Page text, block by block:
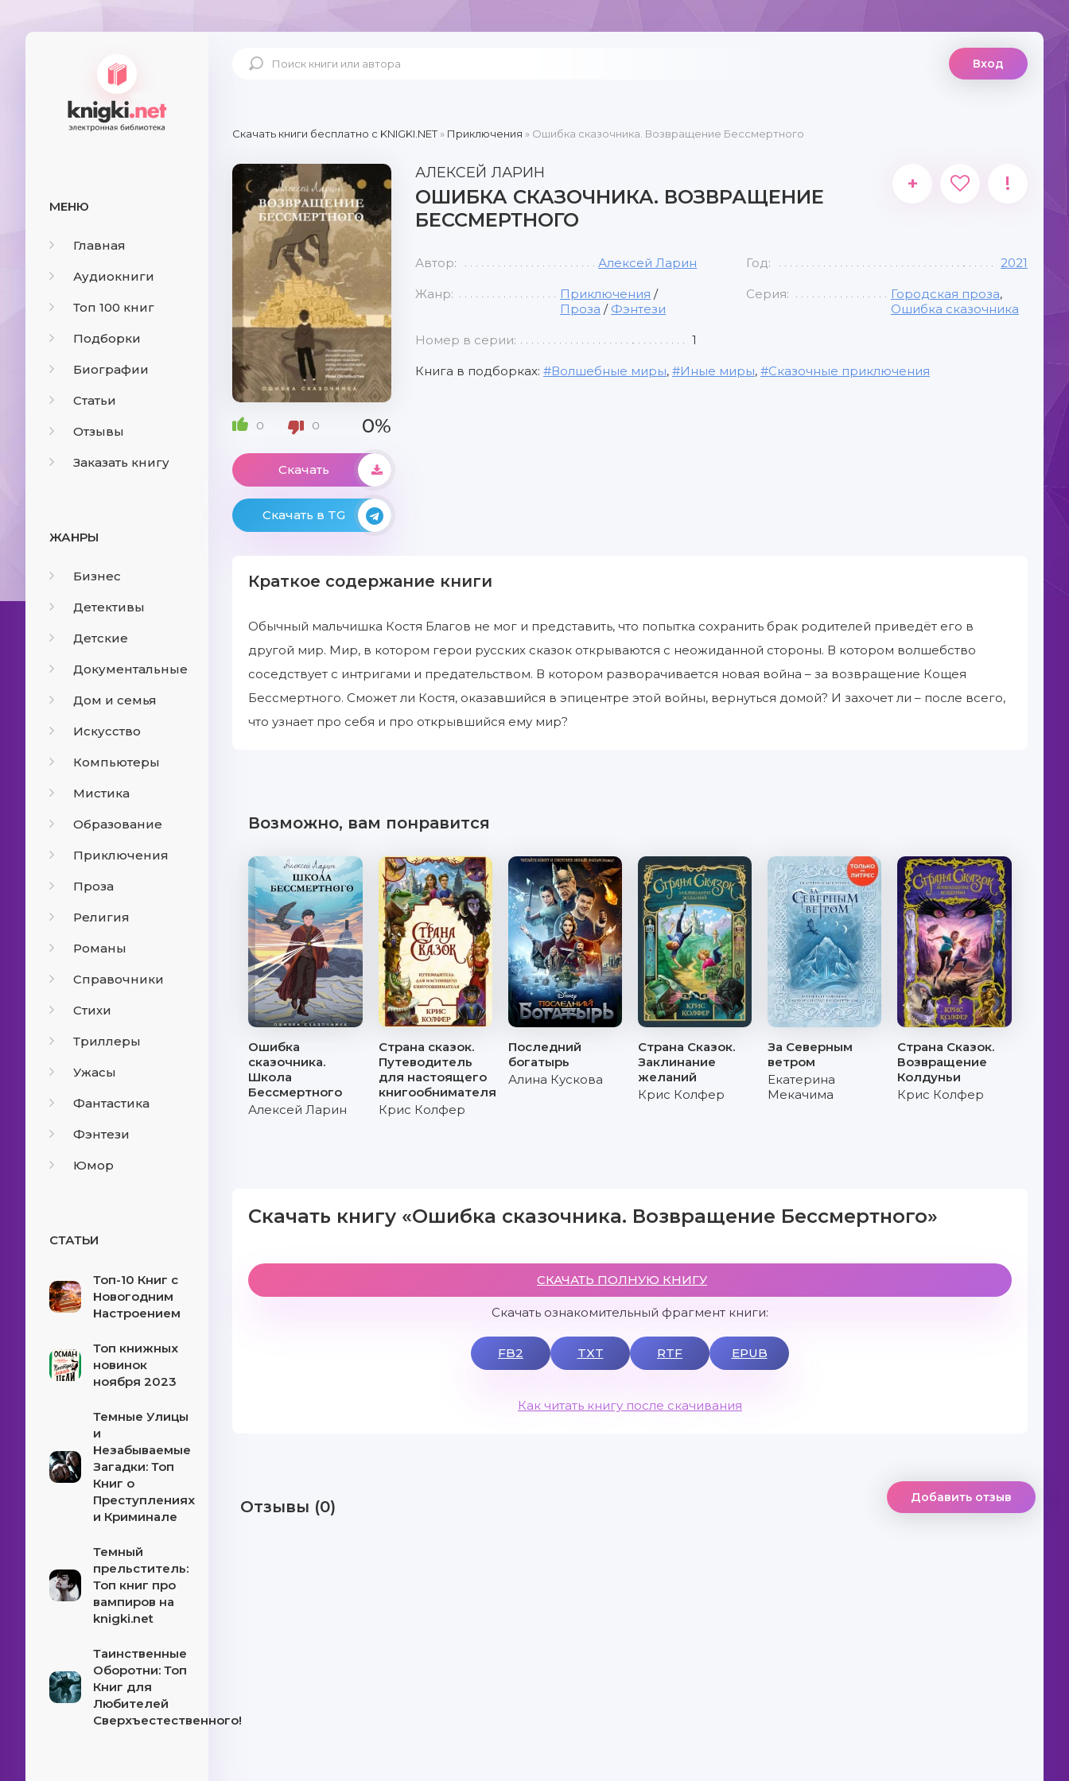
МЕНЮ
Главная
Аудиокниги
Топ 100 книг
Подборки
Биографии
Статьи
Отзывы
Заказать книгу
ЖАНРЫ
Бизнес
Детективы
Детские
Документальные
Дом и семья
Искусство
Компьютеры
Мистика
Образование
Приключения
Проза
Религия
Романы
Справочники
Стихи
Триллеры
Ужасы
Фантастика
Фэнтези
Юмор
СТАТЬИ
Топ-10 Книг с
Новогодним
Настроением
Топ книжных
новинок
ноября 2023
Темные Улицы
и
Незабываемые
Загадки: Топ
Книг о
Преступлениях
и Криминале
Темный
прельститель:
Топ книг про
вампиров на
knigki.net
Таинственные
Оборотни: Топ
Книг для
Любителей
Сверхъестественного!
Вход
Скачать книги бесплатно c KNIGKI.NET» Приключения » Ошибка сказочника. Возвращение Бессмертного
0 0 0%
Скачать
Скачать в TG
АЛЕКСЕЙ ЛАРИН
ОШИБКА СКАЗОЧНИКА. ВОЗВРАЩЕНИЕ
БЕССМЕРТНОГО
+ !
Автор: Алексей Ларин Год: 2021
Жанр: Приключения /
Проза / Фэнтези
Серия: Городская проза,
Ошибка сказочника
Номер в серии: 1
Книга в подборках: Волшебные миры, Иные миры, Сказочные приключения
Краткое содержание книги
Обычный мальчишка Костя Благов не мог и представить, что попытка сохранить брак родителей приведёт его в
другой мир. Мир, в котором герои русских сказок открываются с неожиданной стороны. В котором волшебство
соседствует с интригами и предательством. В котором разворачивается новая война – за возвращение Кощея
Бессмертного. Сможет ли Костя, оказавшийся в эпицентре этой войны, вернуться домой? И захочет ли – после всего,
что узнает про себя и про открывшийся ему мир?
Возможно, вам понравится
Ошибка
сказочника.
Школа
Бессмертного
Алексей Ларин
Страна сказок.
Путеводитель
для настоящего
книгообнимателя
Крис Колфер
Последний
богатырь
Алина Кускова
Страна Сказок.
Заклинание
желаний
Крис Колфер
За Северным
ветром
Екатерина
Мекачима
Страна Сказок.
Возвращение
Колдуньи
Крис Колфер
Скачать книгу «Ошибка сказочника. Возвращение Бессмертного»
СКАЧАТЬ ПОЛНУЮ КНИГУ
Скачать ознакомительный фрагмент книги:
FB2 TXT RTF EPUB
Как читать книгу после скачивания
Отзывы (0) Добавить отзыв